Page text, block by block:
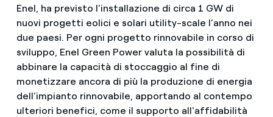
Enel, ha previsto l'installazione di circa 1 GW di
nuovi progetti eolici e solari utility-scale l’anno nei
due paesi. Per ogni progetto rinnovabile in corso di
sviluppo, Enel Green Power valuta la possibilità di
abbinare la capacità di stoccaggio al fine di
monetizzare ancora di più la produzione di energia
dell'impianto rinnovabile, apportando al contempo
ulteriori benefici, come il supporto all'affidabilità